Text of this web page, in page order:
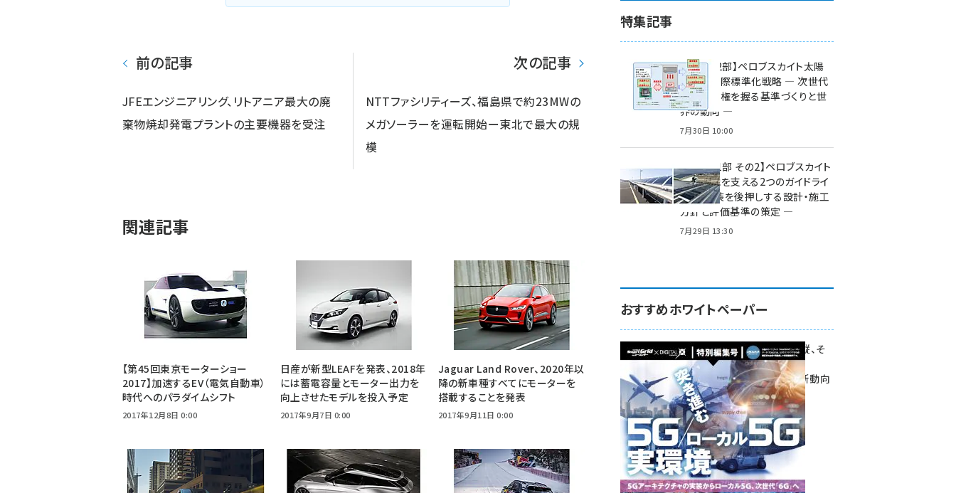
前の記事
JFEエンジニアリング、リトアニア最大の廃
棄物焼却発電プラントの主要機器を受注
次の記事
NTTファシリティーズ、福島県で約23MWの
メガソーラーを運転開始ー東北で最大の規
模
関連記事
【第45回東京モーターショー
2017】加速するEV（電気自動車）
時代へのパラダイムシフト
2017年12月8日 0:00
日産が新型LEAFを発表、2018年
には蓄電容量とモーター出力を
向上させたモデルを投入予定
2017年9月7日 0:00
Jaguar Land Rover、2020年以
降の新車種すべてにモーターを
搭載することを発表
2017年9月11日 0:00
特集記事
特集【第2部】ペロブスカイト太陽
電池の国際標準化戦略 ― 次世代
市場の覇権を握る基準づくりと世
界の動向 ―
7月30日 10:00
特集【第1部 その2】ペロブスカイト
太陽電池を支える2つのガイドライ
ン ― 実装を後押しする設計・施工
方針と評価基準の策定 ―
7月29日 13:30
おすすめホワイトペーパー
環境対策、建機の遠隔操縦、そ
して医療。
次世代通信規格「5G」最新動向
をこの1冊で学ぶ
SmartGrid ニューズレター ×
DIGITAL X 特別編集号 2022
Summer